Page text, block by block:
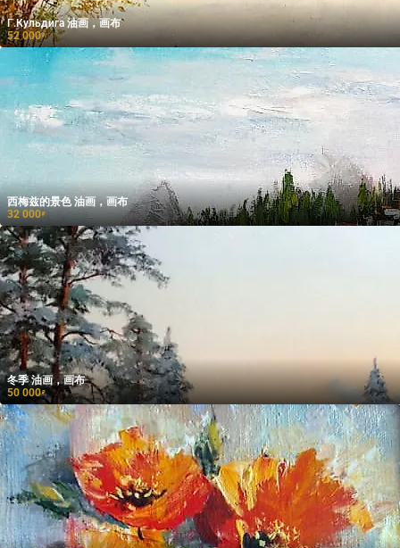
Г.Кульдига 油画，画布
52 000₽
西梅兹的景色 油画，画布
32 000₽
冬季 油画，画布
50 000₽